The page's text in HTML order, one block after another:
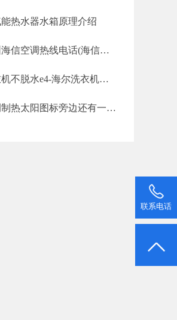
热水器水箱原理介绍
海信空调热线电话(海信空
不脱水e4-海尔洗衣机不
热太阳图标旁边还有一个
联系电话